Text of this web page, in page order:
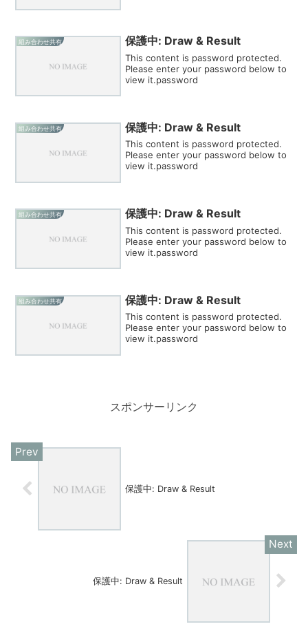
組み合わせ共有 保護中: Draw & Result
This content is password protected.
Please enter your password below to
view it.password
組み合わせ共有 保護中: Draw & Result
This content is password protected.
Please enter your password below to
view it.password
組み合わせ共有 保護中: Draw & Result
This content is password protected.
Please enter your password below to
view it.password
組み合わせ共有 保護中: Draw & Result
This content is password protected.
Please enter your password below to
view it.password
スポンサーリンク
保護中: Draw & Result
保護中: Draw & Result